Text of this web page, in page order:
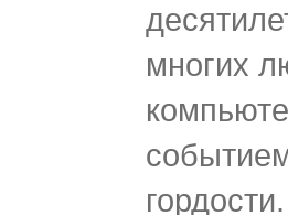
многих
гордости.